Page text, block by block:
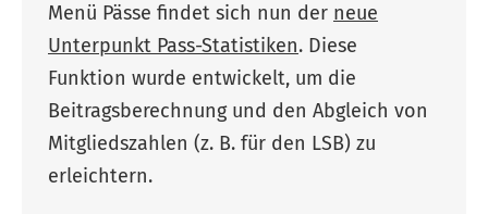
Menü Pässe findet sich nun der neue
Unterpunkt Pass-Statistiken. Diese
Funktion wurde entwickelt, um die
Beitragsberechnung und den Abgleich von
Mitgliedszahlen (z. B. für den LSB) zu
erleichtern.